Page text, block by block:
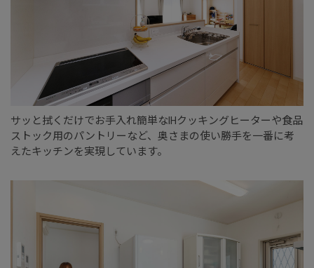
サッと拭くだけでお手入れ簡単なIHクッキングヒーターや食品
ストック用のパントリーなど、奥さまの使い勝手を一番に考
えたキッチンを実現しています。